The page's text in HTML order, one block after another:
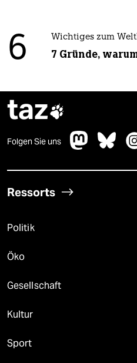
6 Wichtiges zum
7 Gründe,
taz
Folgen Sie uns
Ressorts
Politik
Öko
Gesellschaft
Kultur
Sport